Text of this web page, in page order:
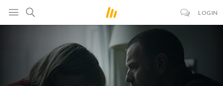
LOGIN